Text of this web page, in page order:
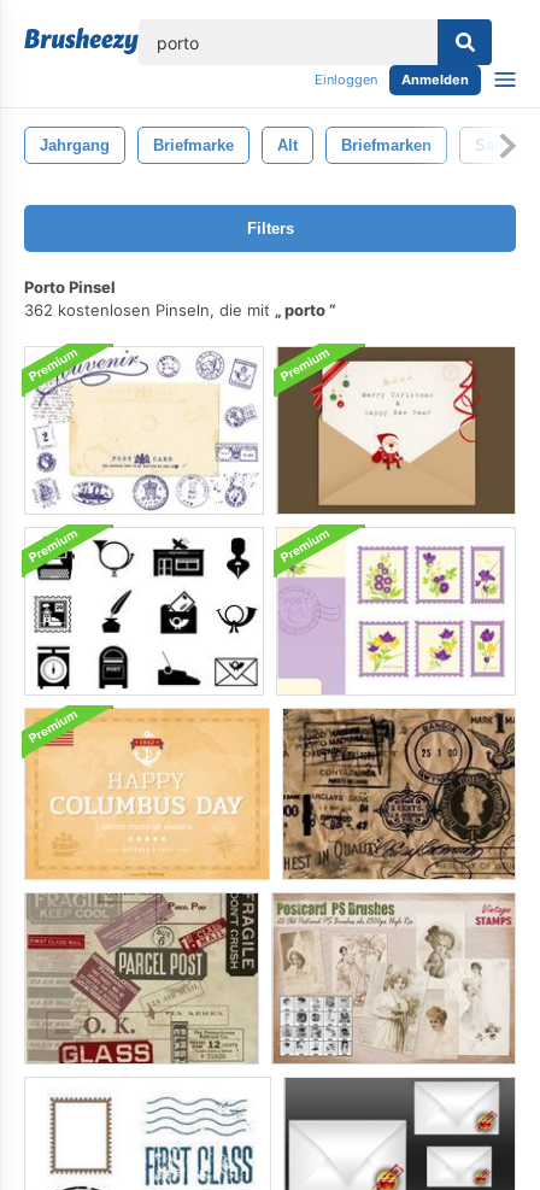
Einloggen Anmelden
Jahrgang Briefmarke Alt Briefmarken
Filters
Porto Pinsel
362 kostenlosen Pinseln, die mit
porto